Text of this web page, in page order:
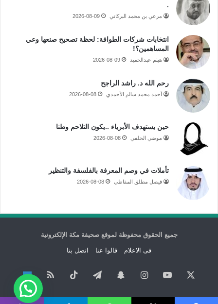
.
مرعي بن محمد البركاتي 2026-08-09
انتخابات شركات الطوافة: لحظة تصحيح صنعها وعي
المساهمين؟!
هيثم عبدالحميد 2026-08-09
رحم الله د. راشد الراجح
أحمد محمد سالم الأحمدي 2026-08-08
حين يستهدف الأبرياء ..يكون التلاحم وطنا
موضي الحلفي 2026-08-08
تأملات في وصم المعرفة بالفلسفة والتنظير
فيصل مطلق المقاطي 2026-08-08
جميع الحقوق محفوظة لموقع صحيفة مكة الإلكترونية
فى الاعلام قالوا عنا اتصل بنا
‫YouTubeانستقرامسناب
تشات
تيلقرام ‫TikTok ملخص
الموقع